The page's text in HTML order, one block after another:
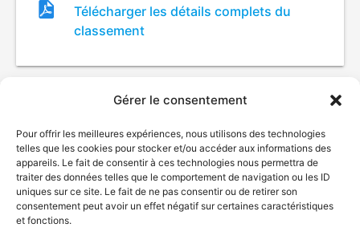
Gérer le consentement
Pour offrir les meilleures expériences, nous utilisons des technologies
telles que les cookies pour stocker et/ou accéder aux informations des
appareils. Le fait de consentir à ces technologies nous permettra de
traiter des données telles que le comportement de navigation ou les ID
uniques sur ce site. Le fait de ne pas consentir ou de retirer son
consentement peut avoir un effet négatif sur certaines caractéristiques
et fonctions.
Fichier
de
classement
Télécharger les détails complets du
classement
© Gouvernement du Québec, 2026